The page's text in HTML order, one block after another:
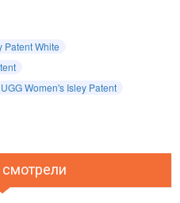
Patent White
UGG Women's Isley Patent